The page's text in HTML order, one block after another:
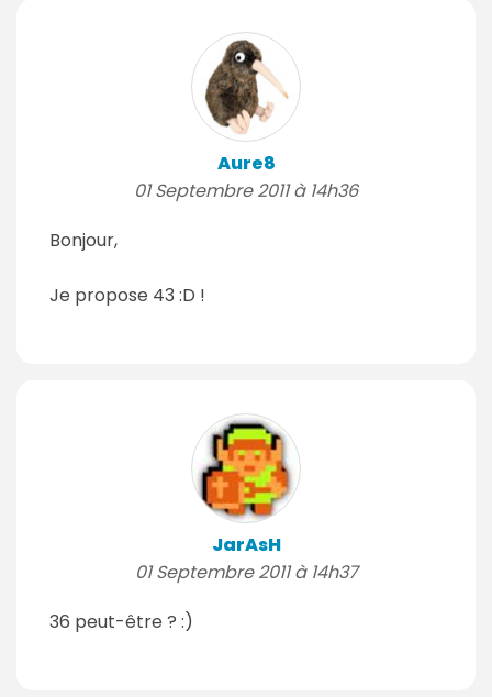
Aure8
01 Septembre 2011 à 14h36
Bonjour,
Je propose 43 :D !
JarAsH
01 Septembre 2011 à 14h37
36 peut-être ? :)